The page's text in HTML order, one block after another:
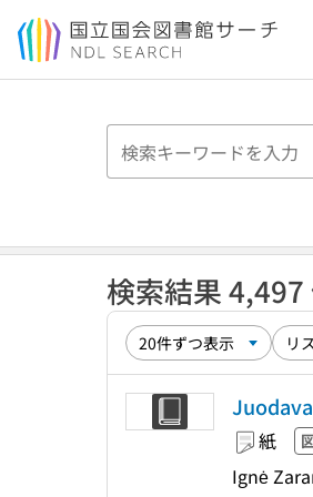
本文へ移動
検索結果 4,497
紙
Ignė